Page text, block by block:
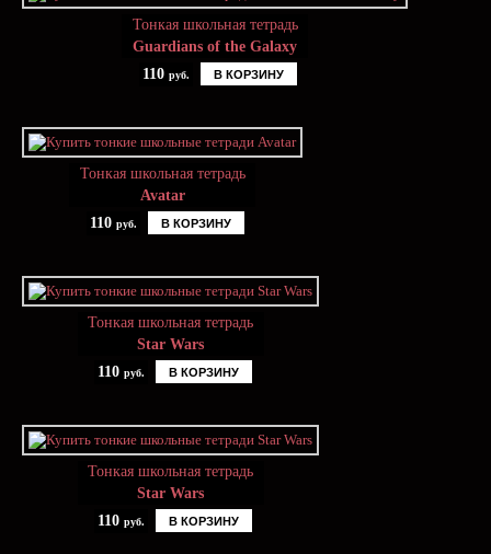
Тонкая школьная тетрадь
Guardians of the Galaxy
110 руб. В КОРЗИНУ
Тонкая школьная тетрадь
Avatar
110 руб. В КОРЗИНУ
Тонкая школьная тетрадь
Star Wars
110 руб. В КОРЗИНУ
Тонкая школьная тетрадь
Star Wars
110 руб. В КОРЗИНУ